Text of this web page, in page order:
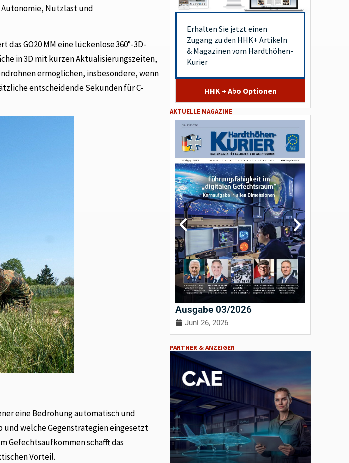
Nutzlast und
GO20 MM eine lückenlose 360°-3D-
in 3D mit kurzen Aktualisierungszeiten,
ermöglichen, insbesondere, wenn
entscheidende Sekunden für C-
eine Bedrohung automatisch und
welche Gegenstrategien eingesetzt
Gefechtsaufkommen schafft das
Vorteil.
Erhalten Sie jetzt einen
Zugang zu den HHK+ Artikeln
& Magazinen vom Hardthöhen-
Kurier
HHK + Abo Optionen
AKTUELLE MAGAZINE
Ausgabe 03/2026
Juni 26, 2026
PARTNER & ANZEIGEN